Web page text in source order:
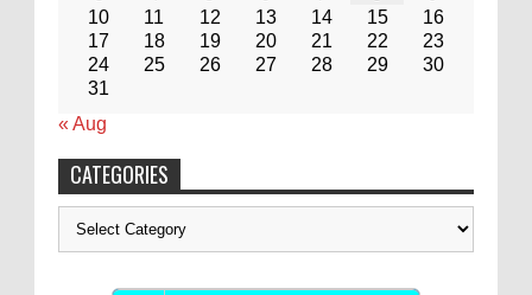
10
11 12 13 14 15
16
17
18 19 20 21 22
23
24
25 26 27 28 29
30
31
« Aug
CATEGORIES
Categories